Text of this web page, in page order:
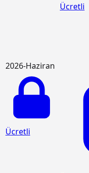
Ücretli
2026-Haziran
Ücretli